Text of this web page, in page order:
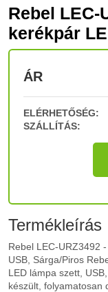
Rebel LEC-
kerékpár
ÁR
ELÉRHETŐSÉG:
SZÁLLÍTÁS:
Termékleírás
Rebel LEC-URZ3492
USB, Sárga/Piros
LED lámpa szett,
készült, folyamatosan